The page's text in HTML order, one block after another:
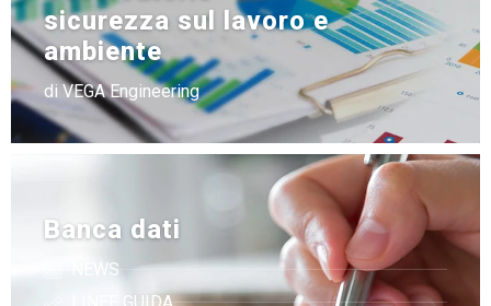
Banca dati
NEWS
sicurezza sul lavoro e
ambiente
di VEGA Engineering